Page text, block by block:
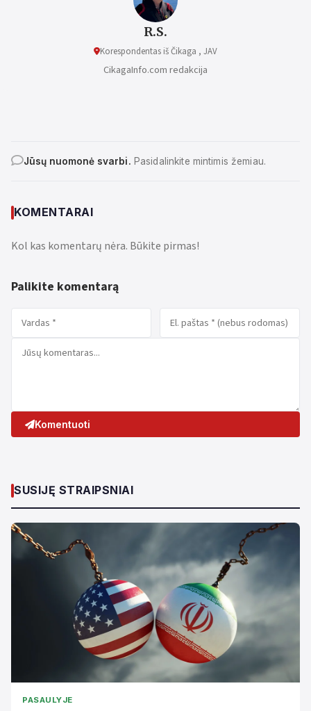
R.S.
Korespondentas iš Čikaga , JAV
CikagaInfo.com redakcija
Jūsų nuomonė svarbi. Pasidalinkite mintimis žemiau.
KOMENTARAI
Kol kas komentarų nėra. Būkite pirmas!
Palikite komentarą
Komentuoti
SUSIJĘ STRAIPSNIAI
PASAULYJE